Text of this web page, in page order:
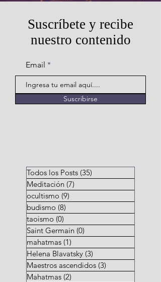
Todos los Posts (35)
Meditación (7)
ocultismo (9)
budismo (8)
taoismo (0)
Saint Germain (0)
mahatmas (1)
Helena Blavatsky (3)
Maestros ascendidos (3)
Mahatmas (2)
Suscríbete y recibe
nuestro contenido
Email
Suscribirse